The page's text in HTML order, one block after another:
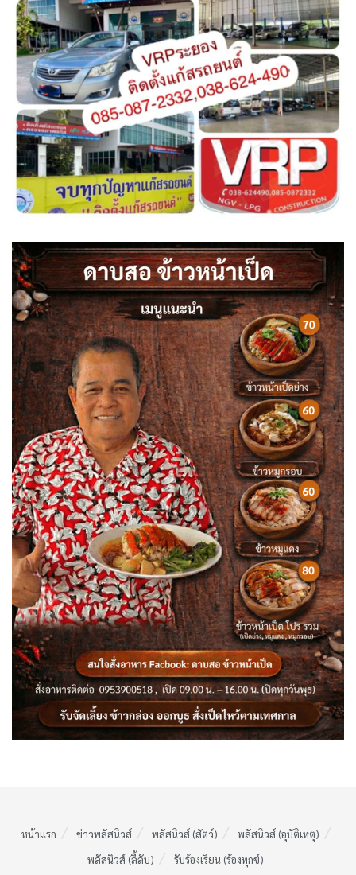
หน้าแรก ข่าวพลัสนิวส์ พลัสนิวส์ (สัตว์)
พลัสนิวส์ (อุบัติเหตุ)
พลัสนิวส์ (ลี้ลับ)
รับร้องเรียน (ร้องทุกข์)